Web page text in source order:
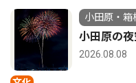
小田原・箱
小田原の
2026.08.08